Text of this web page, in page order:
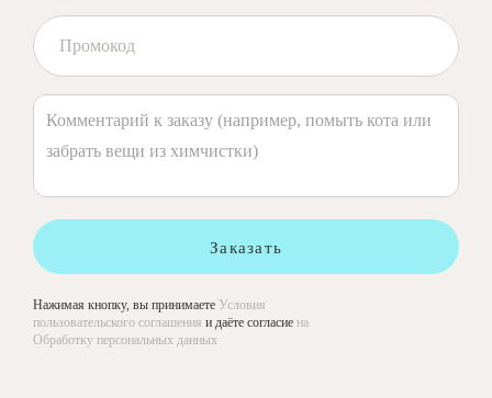
Заказать
Нажимая кнопку, вы принимаете Условия
пользовательского соглашения и даёте согласие на
Обработку персональных данных